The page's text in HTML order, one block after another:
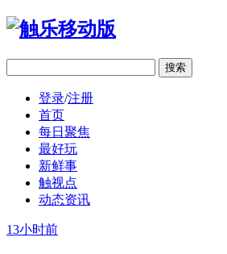
移动版
登录/注册
首页
每日聚焦
最好玩
新鲜事
触视点
动态资讯
13小时前